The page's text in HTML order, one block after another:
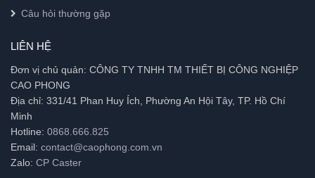
Câu hỏi thường gặp
LIÊN HỆ
Đơn vị chủ quản: CÔNG TY TNHH TM THIẾT BỊ CÔNG NGHIỆP
CAO PHONG
Địa chỉ: 331/41 Phan Huy Ích, Phường An Hội Tây, TP. Hồ Chí
Minh
Hotline: 0868.666.825
Email: contact@caophong.com.vn
Zalo: CP Caster